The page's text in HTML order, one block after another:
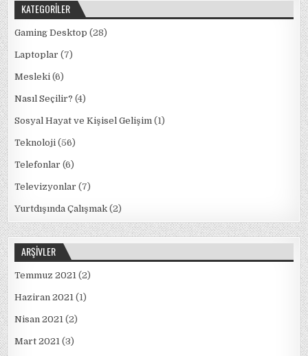
KATEGORILER
Gaming Desktop (28)
Laptoplar (7)
Mesleki (6)
Nasıl Seçilir? (4)
Sosyal Hayat ve Kişisel Gelişim (1)
Teknoloji (56)
Telefonlar (6)
Televizyonlar (7)
Yurtdışında Çalışmak (2)
ARŞIVLER
Temmuz 2021 (2)
Haziran 2021 (1)
Nisan 2021 (2)
Mart 2021 (3)